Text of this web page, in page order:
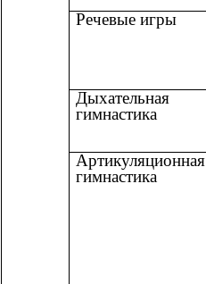
Речевые игры
Дыхательная
гимнастика
Артикуляционная
гимнастика